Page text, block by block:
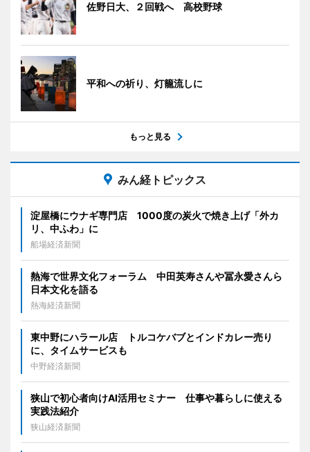
佐野日大、２回戦へ 高校野球
平和への祈り、灯籠流しに
もっと見る
みん経トピックス
淀屋橋にウナギ専門店 1000度の炭火で焼き上げ「外カ
リ、中ふわ」に
船場経済新聞
熱海で世界文化フォーラム 中田英寿さんや冨永愛さんら
日本文化を語る
熱海経済新聞
東中野にハラール店 トルコケバブとインドカレー売り
に、タイムサービスも
中野経済新聞
狭山で初心者向けAI活用セミナー 仕事や暮らしに使える
実践法紹介
狭山経済新聞